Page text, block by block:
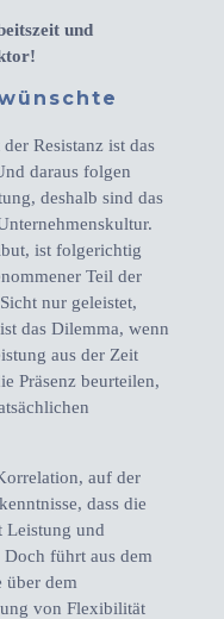
und
Resistanz ist das
daraus folgen
deshalb sind das
ist folgerichtig
Teil der
nur geleistet,
das Dilemma, wenn
aus der Zeit
Präsenz beurteilen,
auf der
dass die
Leistung und
führt aus dem
über dem
von Flexibilität